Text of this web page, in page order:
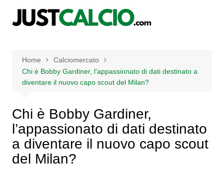
Home
Calciomercato
Chi è Bobby Gardiner, l’appassionato di dati destinato a
diventare il nuovo capo scout del Milan?
Chi è Bobby Gardiner,
l’appassionato di dati destinato
a diventare il nuovo capo scout
del Milan?